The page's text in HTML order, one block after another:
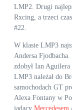
LMP2. Drugi
Rxcing, a trzeci
#22.
W klasie LMP3
Andersa
zdobył Ian
LMP3 należał do
samochodach GT
Alexa Fontany w
jadący Mercedesem